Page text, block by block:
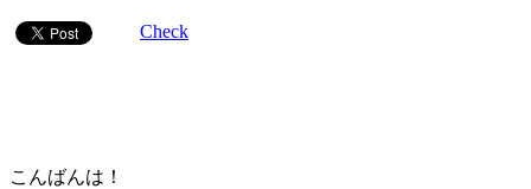
Check
こんばんは！